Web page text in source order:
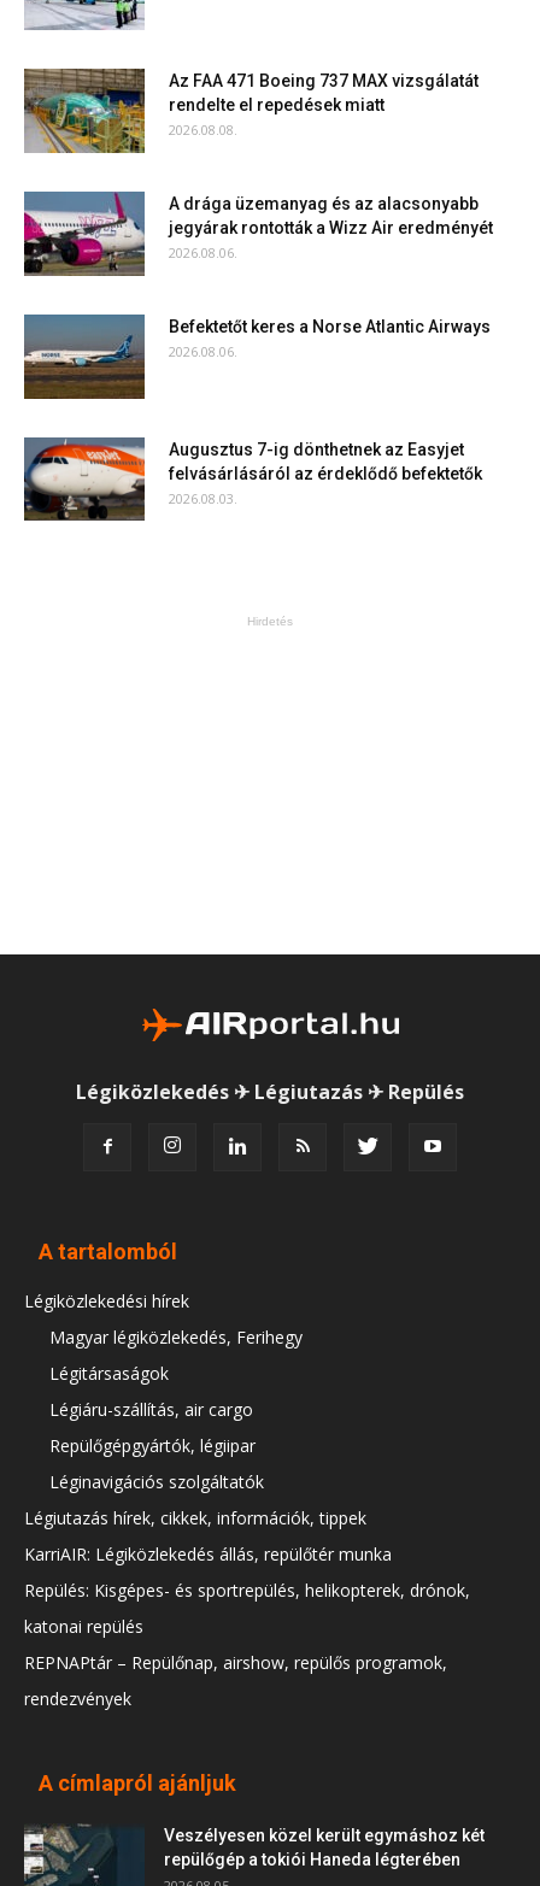
Az FAA 471 Boeing 737 MAX vizsgálatát
rendelte el repedések miatt
2026.08.08.
A drága üzemanyag és az alacsonyabb
jegyárak rontották a Wizz Air eredményét
2026.08.06.
Befektetőt keres a Norse Atlantic Airways
2026.08.06.
Augusztus 7-ig dönthetnek az Easyjet
felvásárlásáról az érdeklődő befektetők
2026.08.03.
Hirdetés
Légiközlekedés ✈ Légiutazás ✈ Repülés
A tartalomból
Légiközlekedési hírek
Magyar légiközlekedés, Ferihegy
Légitársaságok
Légiáru-szállítás, air cargo
Repülőgépgyártók, légiipar
Léginavigációs szolgáltatók
Légiutazás hírek, cikkek, információk, tippek
KarriAIR: Légiközlekedés állás, repülőtér munka
Repülés: Kisgépes- és sportrepülés, helikopterek, drónok,
katonai repülés
REPNAPtár – Repülőnap, airshow, repülős programok,
rendezvények
A címlapról ajánljuk
Veszélyesen közel került egymáshoz két
repülőgép a tokiói Haneda légterében